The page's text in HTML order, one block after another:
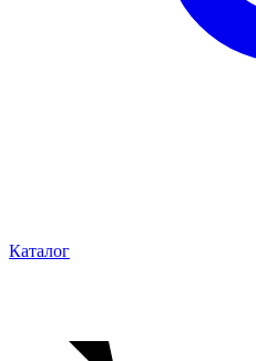
Каталог